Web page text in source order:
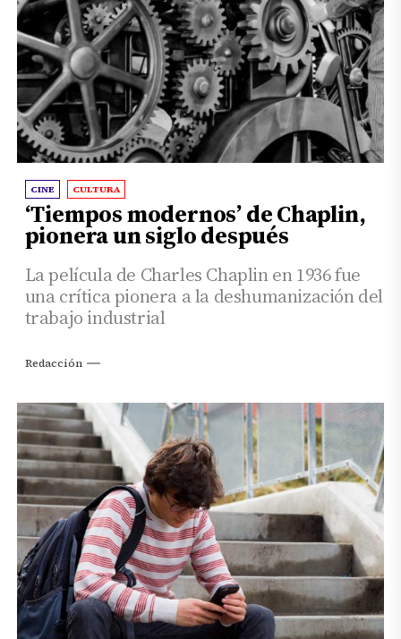
CINE CULTURA
‘Tiempos modernos’ de Chaplin,
pionera un siglo después
La película de Charles Chaplin en 1936 fue
una crítica pionera a la deshumanización del
trabajo industrial
Redacción